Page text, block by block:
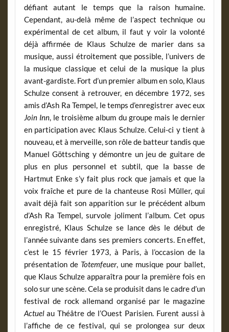
défiant autant le temps que la raison humaine.
Cependant, au-delà même de l’aspect technique ou
expérimental de cet album, il faut y voir la volonté
déjà affirmée de Klaus Schulze de marier dans sa
musique, aussi étroitement que possible, l’univers de
la musique classique et celui de la musique la plus
avant-gardiste. Fort d’un premier album en solo, Klaus
Schulze consent à retrouver, en décembre 1972, ses
amis d’Ash Ra Tempel, le temps d’enregistrer avec eux
Join Inn, le troisième album du groupe mais le dernier
en participation avec Klaus Schulze. Celui-ci y tient à
nouveau, et à merveille, son rôle de batteur tandis que
Manuel Göttsching y démontre un jeu de guitare de
plus en plus personnel et subtil, que la basse de
Hartmut Enke s’y fait plus rock que jamais et que la
voix fraîche et pure de la chanteuse Rosi Müller, qui
avait déjà fait son apparition sur le précédent album
d’Ash Ra Tempel, survole joliment l’album. Cet opus
enregistré, Klaus Schulze se lance dès le début de
l’année suivante dans ses premiers concerts. En effet,
c’est le 15 février 1973, à Paris, à l’occasion de la
présentation de Totemfeuer, une musique pour ballet,
que Klaus Schulze apparaîtra pour la première fois en
solo sur une scène. Cela se produisit dans le cadre d’un
festival de rock allemand organisé par le magazine
Actuelau Théâtre de l’Ouest Parisien. Furent aussi à
l’affiche de ce festival, qui se prolongea sur deux